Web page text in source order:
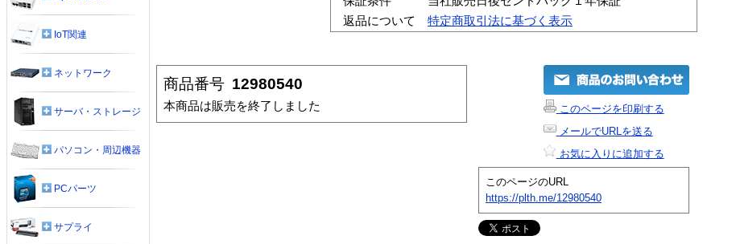
返品について
特定商取引法に基づく表示
商品番号 12980540
本商品は販売を終了しました
このページを印刷する
メールでURLを送る
お気に入りに追加する
このページのURL
https://plth.me/12980540
IoT関連
ネットワーク
サーバ・ストレージ
パソコン・周辺機器
PCパーツ
サプライ